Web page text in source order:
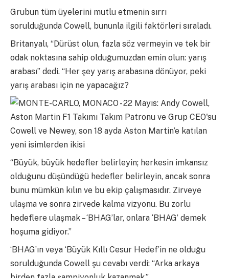
Grubun tüm üyelerini mutlu etmenin sırrı
sorulduğunda Cowell, bununla ilgili faktörleri sıraladı.
Britanyalı, “Dürüst olun, fazla söz vermeyin ve tek bir
odak noktasına sahip olduğumuzdan emin olun: yarış
arabası” dedi. “Her şey yarış arabasına dönüyor, peki
yarış arabası için ne yapacağız?
Cowell ve Newey, son 18 ayda Aston Martin’e katılan
yeni isimlerden ikisi
“Büyük, büyük hedefler belirleyin; herkesin imkansız
olduğunu düşündüğü hedefler belirleyin, ancak sonra
bunu mümkün kılın ve bu ekip çalışmasıdır. Zirveye
ulaşma ve sonra zirvede kalma vizyonu. Bu zorlu
hedeflere ulaşmak – ‘BHAG’lar, onlara ‘BHAG’ demek
hoşuma gidiyor.”
‘BHAG’ın veya ‘Büyük Kıllı Cesur Hedef’in ne olduğu
sorulduğunda Cowell şu cevabı verdi: “Arka arkaya